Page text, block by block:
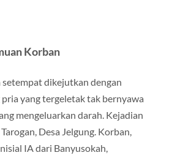
Korban
setempat dikejutkan dengan
yang tergeletak tak bernyawa
mengeluarkan darah. Kejadian
Desa Jelgung. Korban,
IA dari Banyusokah,